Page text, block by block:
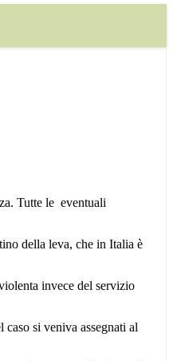
Tutte le eventuali
della leva, che in Italia è
invece del servizio
si veniva assegnati al